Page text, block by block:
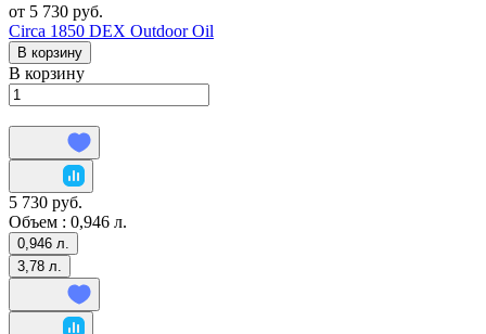
от 5 730 руб.
Circa 1850 DEX Outdoor Oil
В корзину
В корзину
5 730 руб.
Объем : 0,946 л.
0,946 л.
3,78 л.